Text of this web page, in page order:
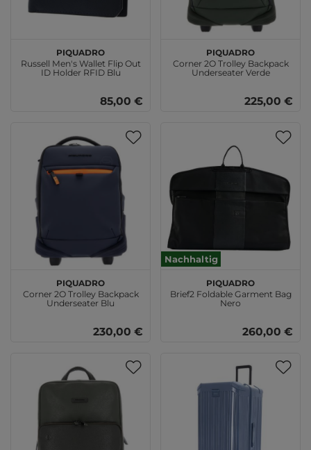
PIQUADRO
Russell Men's Wallet Flip Out
ID Holder RFID Blu
85,00 €
PIQUADRO
Corner 2O Trolley Backpack
Underseater Verde
225,00 €
PIQUADRO
Corner 2O Trolley Backpack
Underseater Blu
230,00 €
Nachhaltig
PIQUADRO
Brief2 Foldable Garment Bag
Nero
260,00 €